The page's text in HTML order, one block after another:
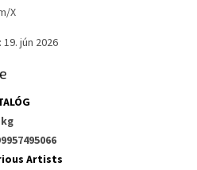
X
jún 2026
Artists